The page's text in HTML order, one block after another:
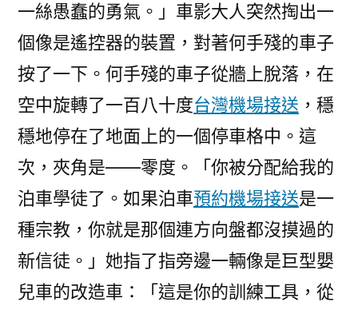
一絲愚蠢的勇氣。」車影大人突然掏出一
個像是遙控器的裝置，對著何手殘的車子
按了一下。何手殘的車子從牆上脫落，在
空中旋轉了一百八十度台灣機場接送 ，穩
穩地停在了地面上的一個停車格中。這
次，夾角是——零度。「你被分配給我的
泊車學徒了。如果泊車預約機場接送是一
種宗教，你就是那個連方向盤都沒摸過的
新信徒。」她指了指旁邊一輛像是巨型嬰
兒車的改造車：「這是你的訓練工具，從